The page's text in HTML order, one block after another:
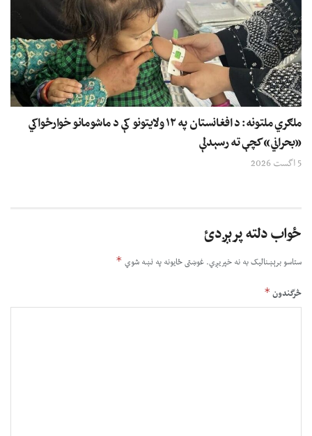
ملګري ملتونه: د افغانستان په ۱۲ ولایتونو کې د ماشومانو خوارځواکي
«بحراني» کچې ته رسېدلې
5 اگست 2026
ځواب دلته پرېږدئ
ستاسو برېښناليک به نه خپريږي.غوښتى ځایونه په نښه شوي *
څرگندون*